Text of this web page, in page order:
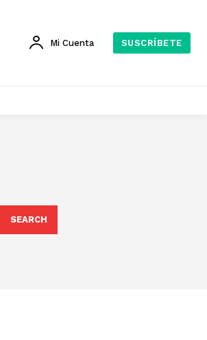
Mi Cuenta SUSCRÍBETE
SEARCH